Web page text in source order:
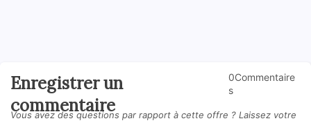
Enregistrer un
commentaire
0Commentaire
s
Vous avez des questions par rapport à cette offre ? Laissez votre